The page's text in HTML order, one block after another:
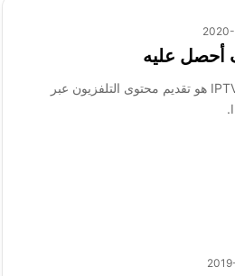
تلفزيون بروتوكول الإنترنت IPTV هو تقديم محتوى التلفزيون عبر